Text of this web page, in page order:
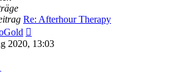
Re: Afterhour Therapy
Beitrag
2020, 13:03